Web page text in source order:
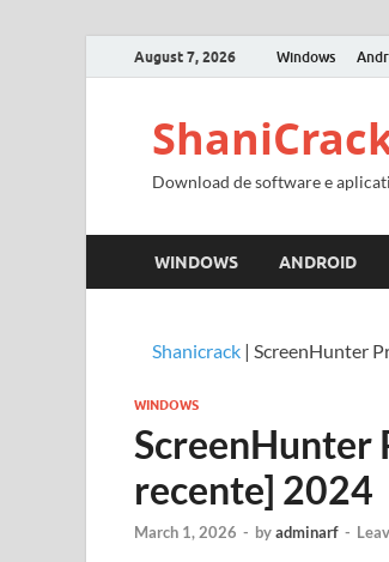
August 7, 2026 Windows
Download de software e
WINDOWS ANDROID
Shanicrack | ScreenHunter
WINDOWS
ScreenHunter
recente] 2024
March 1, 2026 - byadminarf -